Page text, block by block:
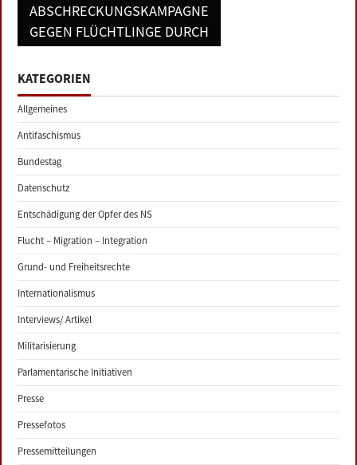
ABSCHRECKUNGSKAMPAGNE
GEGEN FLÜCHTLINGE DURCH
KATEGORIEN
Allgemeines
Antifaschismus
Bundestag
Datenschutz
Entschädigung der Opfer des NS
Flucht – Migration – Integration
Grund- und Freiheitsrechte
Internationalismus
Interviews/ Artikel
Militarisierung
Parlamentarische Initiativen
Presse
Pressefotos
Pressemitteilungen